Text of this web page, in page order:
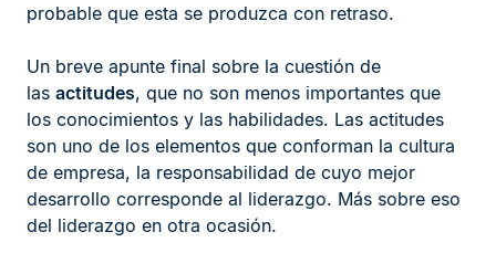
probable que esta se produzca con retraso.
Un breve apunte final sobre la cuestión de
las actitudes, que no son menos importantes que
los conocimientos y las habilidades. Las actitudes
son uno de los elementos que conforman la cultura
de empresa, la responsabilidad de cuyo mejor
desarrollo corresponde al liderazgo. Más sobre eso
del liderazgo en otra ocasión.